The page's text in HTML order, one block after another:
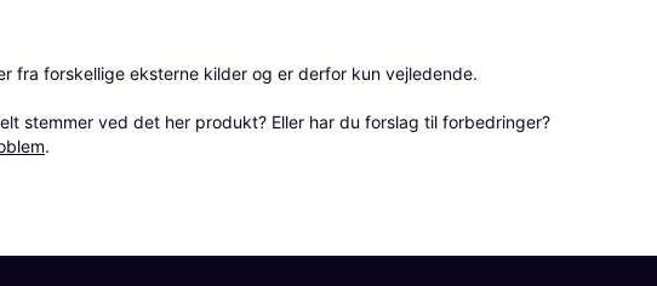
fra forskellige eksterne kilder og er derfor kun vejledende.
stemmer ved det her produkt? Eller har du forslag til forbedringer?
.